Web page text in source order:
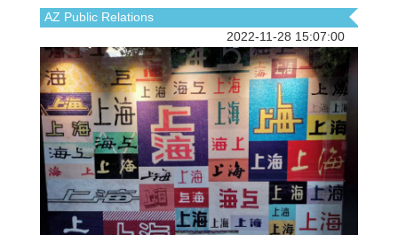
AZ Public Relations
2022-11-28 15:07:00